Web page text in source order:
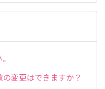
変更はできますか？